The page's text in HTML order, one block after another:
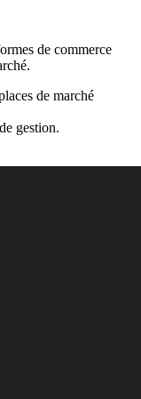
de commerce
de marché
gestion.